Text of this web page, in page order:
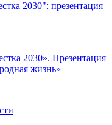
2030": презентация
2030». Презентация
жизнь»